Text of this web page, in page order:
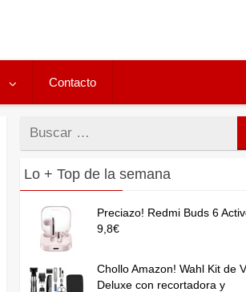
Contacto
Buscar
por
Lo + Top de la semana
Preciazo! Redmi Buds 6
9,8€
Chollo Amazon! Wahl Kit de
Deluxe con recortadora y